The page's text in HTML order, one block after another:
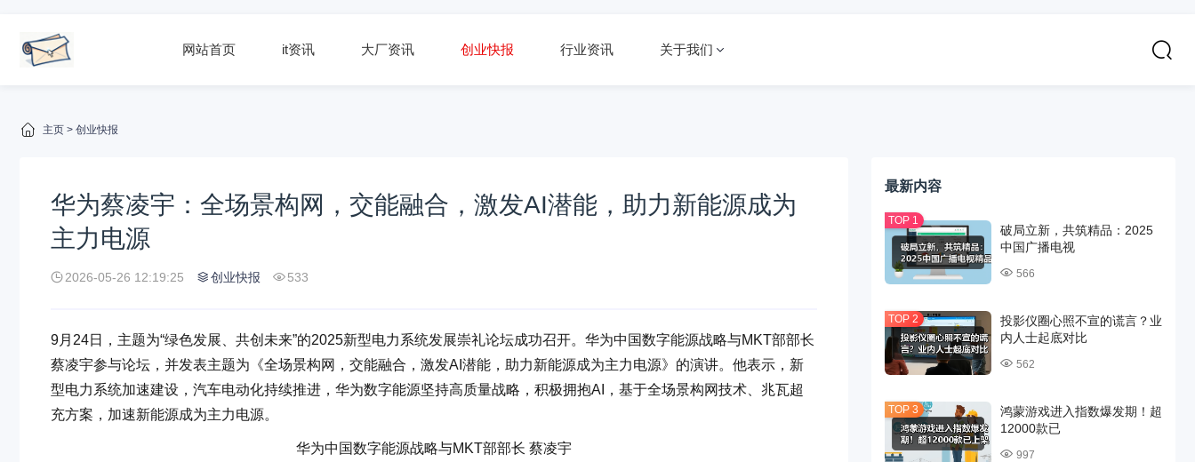
网站首页 it资讯 大厂资讯 创业快报 行业资讯 关于我们
主页 > 创业快报
华为蔡凌宇：全场景构网，交能融合，激发AI潜能，助力新能源成为
主力电源
2026-05-26 12:19:25 创业快报 533
9月24日，主题为“绿色发展、共创未来”的2025新型电力系统发展崇礼论坛成功召开。华为中国数字能源战略与MKT部部长
蔡凌宇参与论坛，并发表主题为《全场景构网，交能融合，激发AI潜能，助力新能源成为主力电源》的演讲。他表示，新
型电力系统加速建设，汽车电动化持续推进，华为数字能源坚持高质量战略，积极拥抱AI，基于全场景构网技术、兆瓦超
充方案，加速新能源成为主力电源。
华为中国数字能源战略与MKT部部长 蔡凌宇
最新内容
破局立新，共筑精品：2025
中国广播电视
566
投影仪圈心照不宣的谎言？业
内人士起底对比
562
鸿蒙游戏进入指数爆发期！超
12000款已
997